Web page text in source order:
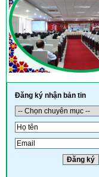
Đăng ký nhận bản tin